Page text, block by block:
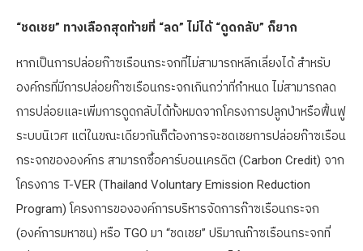
“ชดเชย” ทางเลือกสุดท้ายที่ “ลด” ไม่ได้ “ดูดกลับ” ก็ยาก
หากเป็นการปล่อยก๊าซเรือนกระจกที่ไม่สามารถหลีกเลี่ยงได้ สำหรับ
องค์กรที่มีการปล่อยก๊าซเรือนกระจกเกินกว่าที่กำหนด ไม่สามารถลด
การปล่อยและเพิ่มการดูดกลับได้ทั้งหมดจากโครงการปลูกป่าหรือฟื้นฟู
ระบบนิเวศ แต่ในขณะเดียวกันก็ต้องการจะชดเชยการปล่อยก๊าซเรือน
กระจกขององค์กร สามารถซื้อคาร์บอนเครดิต (Carbon Credit) จาก
โครงการ T-VER (Thailand Voluntary Emission Reduction
Program) โครงการขององค์การบริหารจัดการก๊าซเรือนกระจก
(องค์การมหาชน) หรือ TGO มา “ชดเชย” ปริมาณก๊าซเรือนกระจกที่